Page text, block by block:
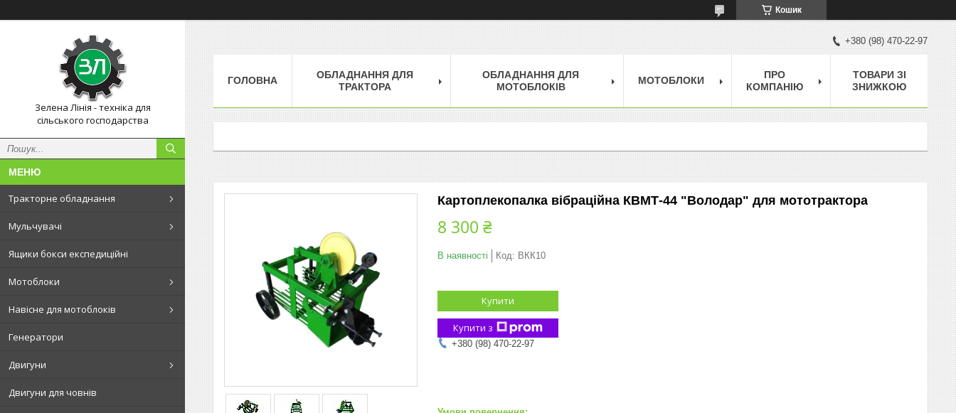
Кошик
Зелена Лінія - техніка для
сільського господарства
Тракторне обладнання
Мульчувачі
Ящики бокси експедиційні
Мотоблоки
Навісне для мотоблоків
Генератори
Двигуни
Двигуни для човнів
+380 (98) 470-22-97
ГОЛОВНА
ОБЛАДНАННЯ ДЛЯ
ТРАКТОРА
ОБЛАДНАННЯ ДЛЯ
МОТОБЛОКІВ
МОТОБЛОКИ
ПРО
КОМПАНІЮ
ТОВАРИ ЗІ
ЗНИЖКОЮ
Картоплекопалка вібраційна КВМТ-44 "Володар" для мототрактора
8 300 ₴
В наявності Код: ВКК10
Купити
Купити з
+380 (98) 470-22-97